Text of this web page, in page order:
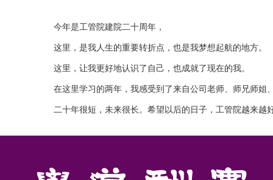
今年是工管院建院二十周年，
这里，是我人生的重要转折点，也是我梦想起航的地方。
这里，让我更好地认识了自己，也成就了现在的我。
在这里学习的两年，我感受到了来自公司老师、师兄师
二十年很短，未来很长。希望以后的日子，工管院越来越